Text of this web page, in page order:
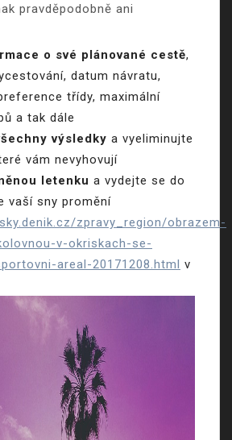
pravděpodobně ani
o své plánované cestě,
datum návratu,
třídy, maximální
a tak dále
výsledky a vyeliminujte
vám nevyhovují
letenku a vydejte se do
vaší sny promění
zpravy_region/obrazem-
v-okriskach-se-
areal-20171208.html v